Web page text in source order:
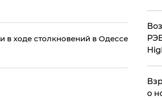
в ходе столкновений в Одессе
о